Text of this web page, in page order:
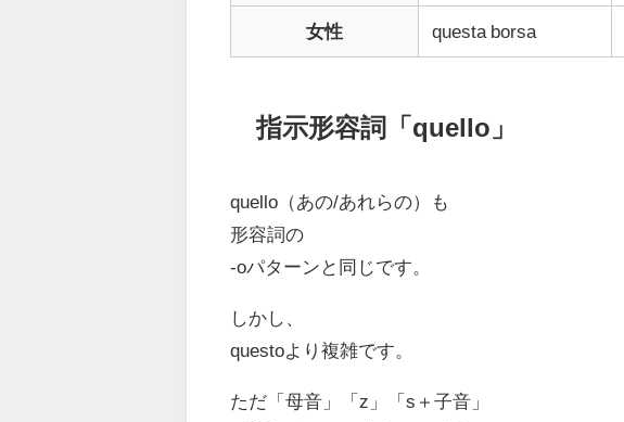
女性 questa borsa
指示形容詞「quello」
quello（あの/あれらの）も
形容詞の
-oパターンと同じです。
しかし、
questoより複雑です。
ただ「母音」「z」「s＋子音」